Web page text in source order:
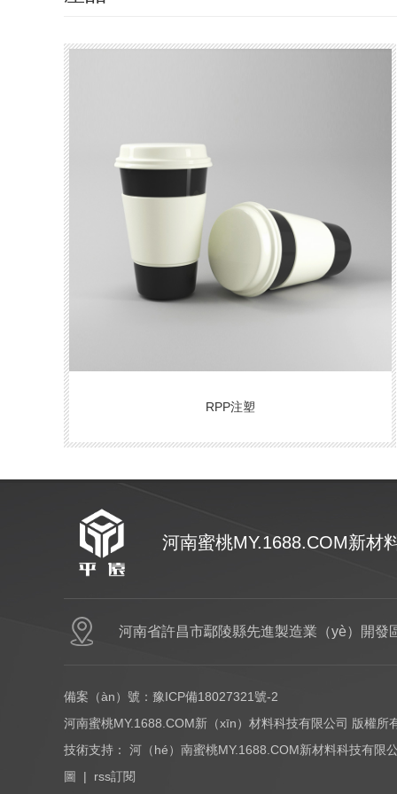
（pǐn）推
薦
RPP注塑
河南蜜桃MY.1688.COM新材
河南省許昌市鄢陵縣先進製造業（yè）開發
備案（àn）號： 豫ICP備18027321號-2
河南蜜桃MY.1688.COM新（xīn）材料科技有限公司 版權所
技術支持： 河（hé）南蜜桃MY.1688.COM新材料科技有限
圖
| rss訂閱